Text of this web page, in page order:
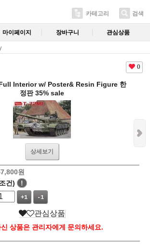
카테고리 검색
마이페이지 장바구니 관심상품
0
Interior w/ Poster& Resin Figure 한
정판 35% sale
상세보기
원
건)
!
+1 -1
관심상품
상품은 관리자에게 문의하세요.